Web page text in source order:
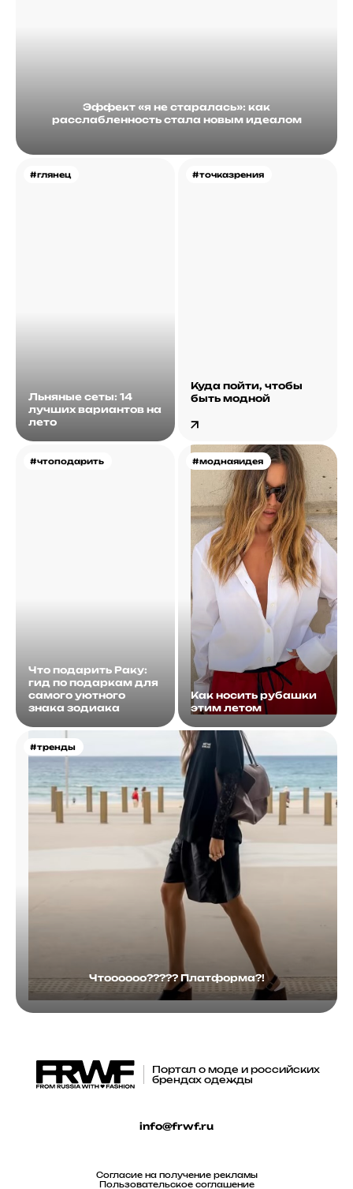
Эффект «я не старалась»: как
расслабленность стала новым идеалом
#глянец
Льняные сеты: 14
лучших вариантов на
лето
#точказрения
Куда пойти, чтобы
быть модной
#чтоподарить
Что подарить Раку:
гид по подаркам для
самого уютного
знака зодиака
#моднаяидея
Как носить рубашки
этим летом
#тренды
Чтоооооо????? Платформа?!
Портал о моде и российских
брендах одежды
info@frwf.ru
Согласие на получение рекламы
Пользовательское соглашение